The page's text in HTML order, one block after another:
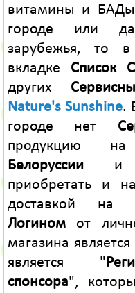
витамины и БАДы
городе или
зарубежья, то
вкладке Список
других
Nature's Sunshine.
городе нет
продукцию
Белоруссии
приобретать и
доставкой
Логиномот
магазина
является "
спонсора",